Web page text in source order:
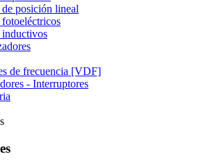
de posición lineal
fotoeléctricos
inductivos
de frecuencia [VDF]
- Interruptores